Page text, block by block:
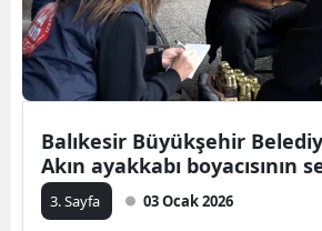
Balıkesir Büyükşehir
Akın ayakkabı boyacısının
3. Sayfa 03 Ocak 2026